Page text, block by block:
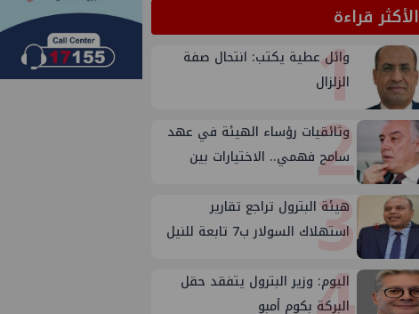
الأكثر قراءة
1
وائل عطية يكتب: انتحال صفة
الزلزال
2
وثائقيات رؤساء الهيئة في عهد
سامح فهمي.. الاختيارات بين
3
هيئة البترول تراجع تقارير
استهلاك السولار ب7 تابعة للنيل
الأوضاع
اليوم: وزير البترول يتفقد حقل
البركة بكوم أمبو